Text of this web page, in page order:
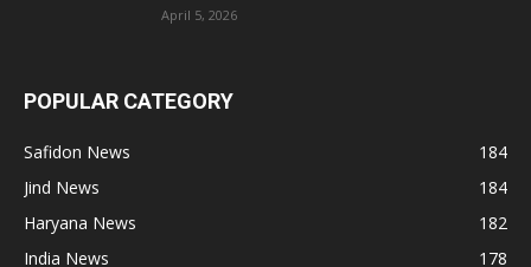
April 5, 2026
POPULAR CATEGORY
Safidon News
184
Jind News
184
Haryana News
182
India News
178